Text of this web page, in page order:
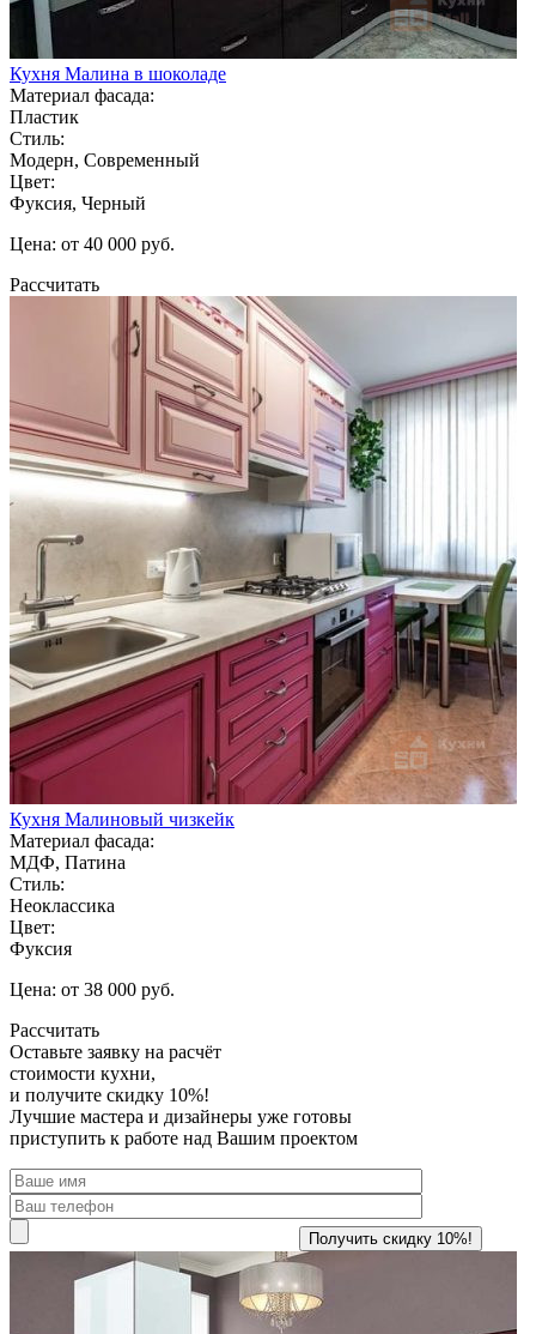
Кухня Малина в шоколаде
Материал фасада:
Пластик
Стиль:
Модерн, Современный
Цвет:
Фуксия, Черный
Цена: от 40 000 руб.
Рассчитать
Кухня Малиновый чизкейк
Материал фасада:
МДФ, Патина
Стиль:
Неоклассика
Цвет:
Фуксия
Цена: от 38 000 руб.
Рассчитать
Оставьте заявку на расчёт
стоимости кухни,
и получите скидку 10%!
Лучшие мастера и дизайнеры уже готовы
приступить к работе над Вашим проектом